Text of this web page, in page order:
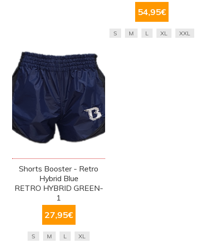
54,95€
S M L XL XXL
Shorts Booster - Retro
Hybrid Blue
RETRO HYBRID GREEN-
1
27,95€
S M L XL